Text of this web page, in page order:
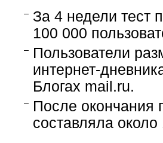
За 4 недели тест
100 000
Пользователи
интернет-
Блогах mail.ru.
После окончания
составляла